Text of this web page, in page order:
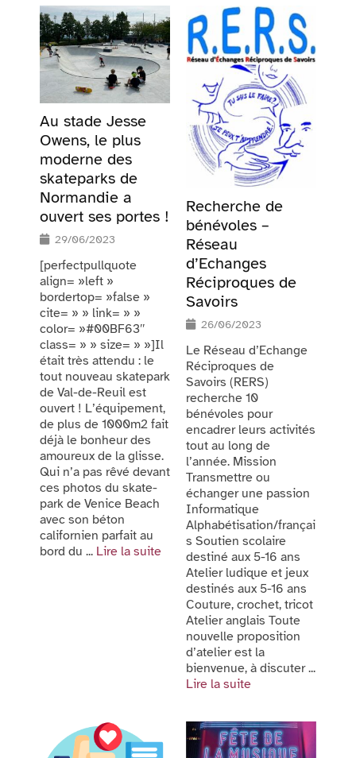
Au stade Jesse
Owens, le plus
moderne des
skateparks de
Normandie a
ouvert ses portes !
29/06/2023
[perfectpullquote
align= »left »
bordertop= »false »
cite= » » link= » »
color= »#00BF63″
class= » » size= » »]Il
était très attendu : le
tout nouveau skatepark
de Val-de-Reuil est
ouvert ! L’équipement,
de plus de 1000m2 fait
déjà le bonheur des
amoureux de la glisse.
Qui n’a pas rêvé devant
ces photos du skate-
park de Venice Beach
avec son béton
californien parfait au
bord du ... Lire la suite
Recherche de
bénévoles –
Réseau
d’Echanges
Réciproques de
Savoirs
26/06/2023
Le Réseau d’Echange
Réciproques de
Savoirs (RERS)
recherche 10
bénévoles pour
encadrer leurs activités
tout au long de
l’année. Mission
Transmettre ou
échanger une passion
Informatique
Alphabétisation/françai
s Soutien scolaire
destiné aux 5-16 ans
Atelier ludique et jeux
destinés aux 5-16 ans
Couture, crochet, tricot
Atelier anglais Toute
nouvelle proposition
d’atelier est la
bienvenue, à discuter ...
Lire la suite